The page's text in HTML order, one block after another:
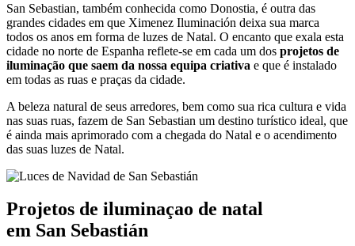
San Sebastian, também conhecida como Donostia, é outra das
grandes cidades em que Ximenez Iluminación deixa sua marca
todos os anos em forma de luzes de Natal. O encanto que exala esta
cidade no norte de Espanha reflete-se em cada um dos projetos de
iluminação que saem da nossa equipa criativa e que é instalado
em todas as ruas e praças da cidade.
A beleza natural de seus arredores, bem como sua rica cultura e vida
nas suas ruas, fazem de San Sebastian um destino turístico ideal, que
é ainda mais aprimorado com a chegada do Natal e o acendimento
das suas luzes de Natal.
Projetos de iluminaçao de natal
em San Sebastián